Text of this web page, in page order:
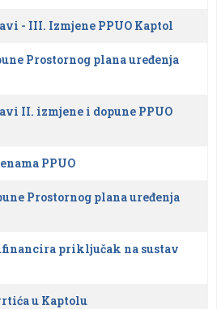
- III. Izmjene PPUO Kaptol
Prostornog plana uređenja
II. izmjene i dopune PPUO
PPUO
Prostornog plana uređenja
priključak na sustav
u Kaptolu